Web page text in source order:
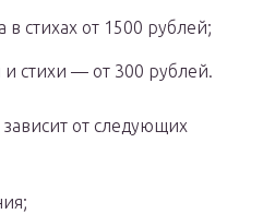
стихах от 1500 рублей;
стихи — от 300 рублей.
зависит от следующих